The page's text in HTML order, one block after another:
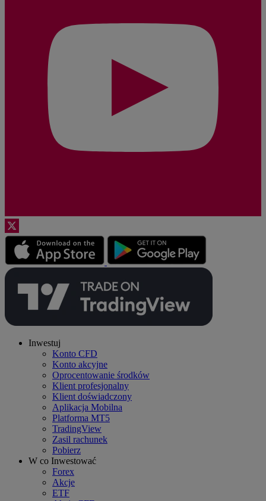
Inwestuj
Konto CFD
Konto akcyjne
Oprocentowanie środków
Klient profesjonalny
Klient doświadczony
Aplikacja Mobilna
Platforma MT5
TradingView
Zasil rachunek
Pobierz
W co Inwestować
Forex
Akcje
ETF